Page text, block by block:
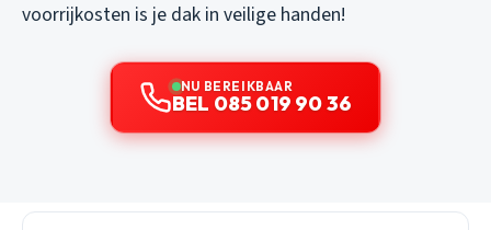
voorrijkosten is je dak in veilige handen!
NU BEREIKBAAR
BEL 085 019 90 36